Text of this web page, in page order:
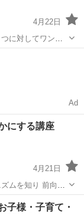
4月22日
、あなたにぴった
Ad
にする講座
4月21日
ムを知り 前向き
フトチェンジをし
さ子様・子育て・